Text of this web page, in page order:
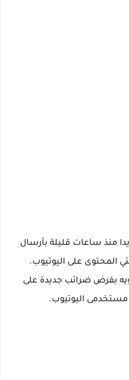
منذ ساعات قليلة بأرسال
المحتوى على اليوتيوب.
بفرض ضرائب جديدة على
مستخدمى اليوتيوب.